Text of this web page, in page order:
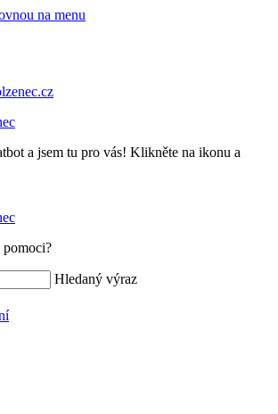
na menu
a jsem tu pro vás! Klikněte na ikonu a
pomoci?
Hledaný výraz